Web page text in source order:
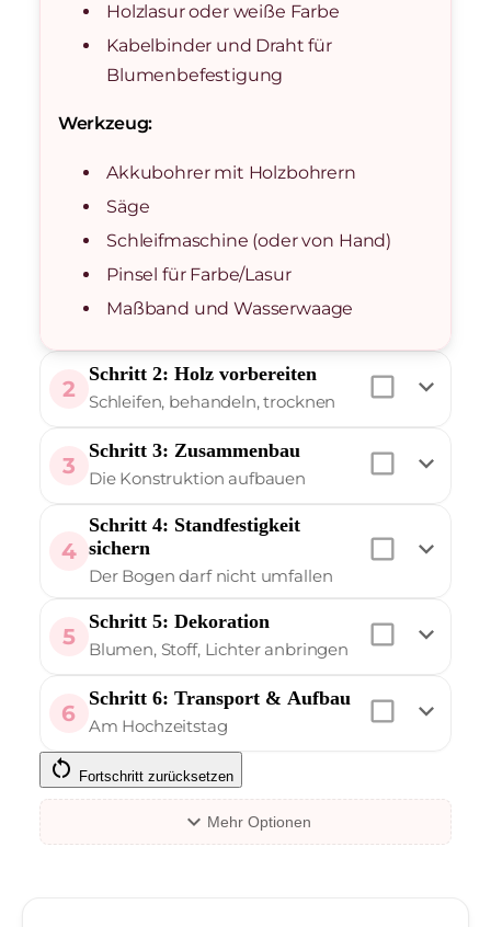
Holzlasur oder weiße Farbe
Kabelbinder und Draht für
Blumenbefestigung
Werkzeug:
Akkubohrer mit Holzbohrern
Säge
Schleifmaschine (oder von Hand)
Pinsel für Farbe/Lasur
Maßband und Wasserwaage
2
Schritt 2: Holz vorbereiten
Schleifen, behandeln, trocknen check_box_outline_blank expand_more
3
Schritt 3: Zusammenbau
Die Konstruktion aufbauen check_box_outline_blank expand_more
4
Schritt 4: Standfestigkeit
sichern
Der Bogen darf nicht umfallen
check_box_outline_blank expand_more
5
Schritt 5: Dekoration
Blumen, Stoff, Lichter anbringen check_box_outline_blank expand_more
6
Schritt 6: Transport & Aufbau
Am Hochzeitstag check_box_outline_blank expand_more
restart_alt Fortschritt zurücksetzen
expand_more Mehr Optionen